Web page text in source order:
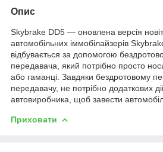
Опис
Skybrake DD5 — оновлена версія
автомобільних іммобілайзерів
відбувається за допомогою
передавача, який потрібно просто
або гаманці. Завдяки бездротовому
передавачу, не потрібно додаткових
автовиробника, щоб завести
Приховати